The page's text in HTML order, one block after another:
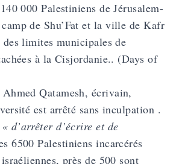
000 Palestiniens de Jérusalem-
de Shu’Fat et la ville de Kafr
limites municipales de
à la Cisjordanie.. (Days of
Qatamesh, écrivain,
est arrêté sans inculpation .
« d’arrêter d’écrire et de
6500 Palestiniens incarcérés
près de 500 sont